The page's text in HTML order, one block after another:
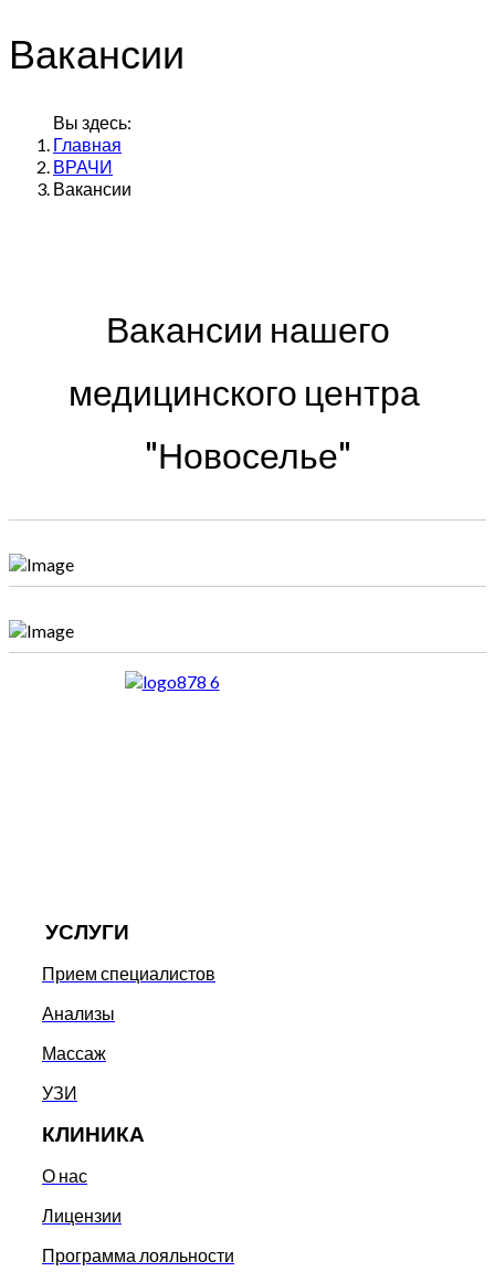
Вакансии
Вы здесь:
Главная
ВРАЧИ
Вакансии
Вакансии нашего
медицинского центра
"Новоселье"
УСЛУГИ
Прием специалистов
Анализы
Массаж
УЗИ
КЛИНИКА
О нас
Лицензии
Программа лояльности